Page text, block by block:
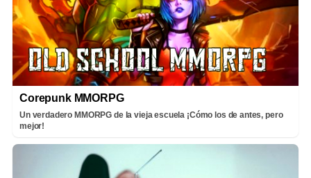
Corepunk MMORPG
Un verdadero MMORPG de la vieja escuela ¡Cómo los de antes, pero
mejor!